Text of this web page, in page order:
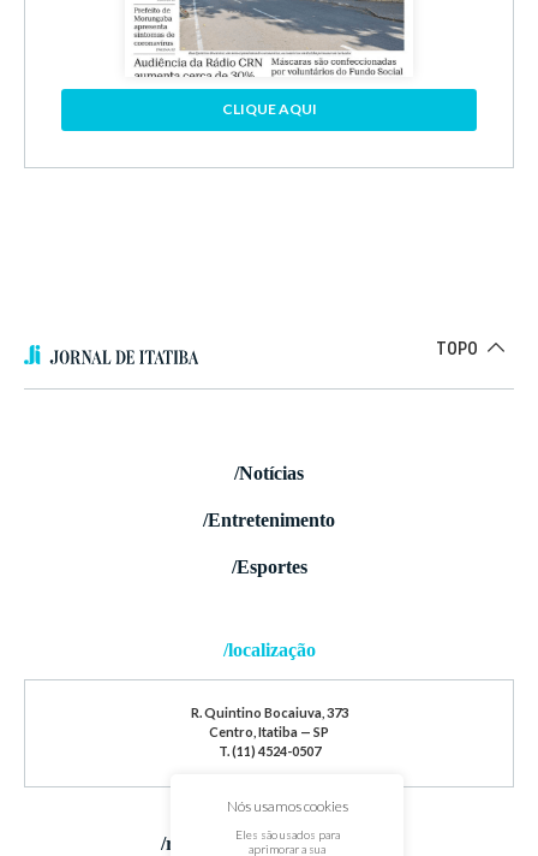
CLIQUE AQUI
TOPO
/Notícias
/Entretenimento
/Esportes
/localização
R. Quintino Bocaiuva, 373
Centro, Itatiba — SP
T. (11) 4524-0507
/redes sociais
Nós usamos cookies
Eles são usados para
aprimorar a sua